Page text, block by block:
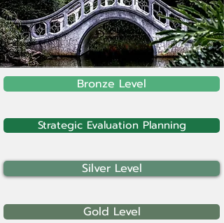
Bronze Level
Strategic Evaluation Planning
Silver Level
Gold Level